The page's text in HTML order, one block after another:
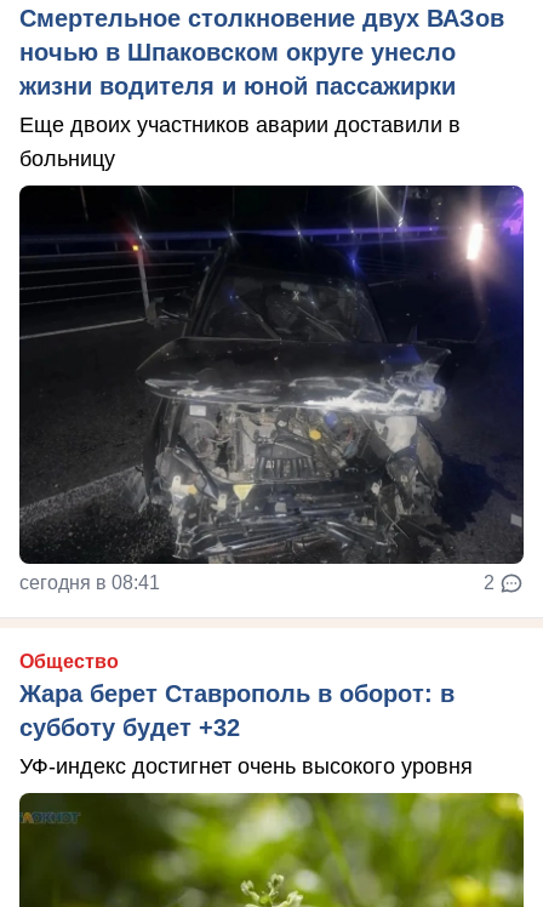
Смертельное столкновение двух ВАЗов
ночью в Шпаковском округе унесло
жизни водителя и юной пассажирки
Еще двоих участников аварии доставили в
больницу
сегодня в 08:41 2
Общество
Жара берет Ставрополь в оборот: в
субботу будет +32
УФ-индекс достигнет очень высокого уровня